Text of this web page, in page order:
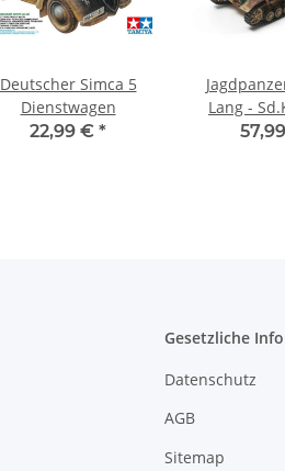
Deutscher Simca 5
Dienstwagen
22,99 € *
Lang -
Gesetzliche
Datenschutz
AGB
Sitemap